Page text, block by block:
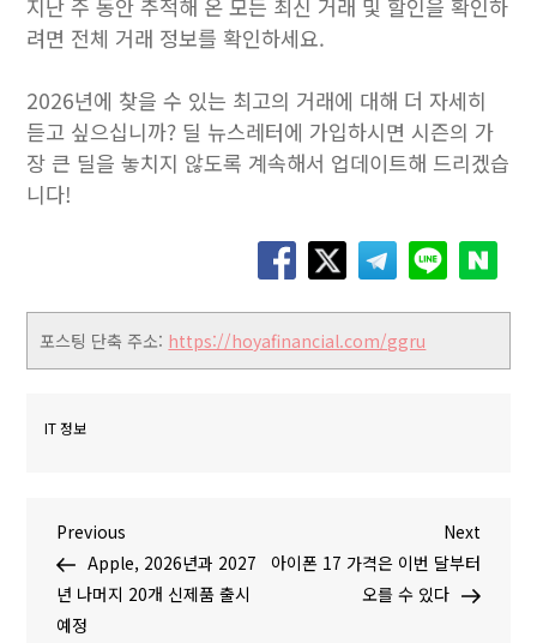
지난 주 동안 추적해 온 모든 최신 거래 및 할인을 확인하
려면 전체 거래 정보를 확인하세요.
2026년에 찾을 수 있는 최고의 거래에 대해 더 자세히
듣고 싶으십니까? 딜 뉴스레터에 가입하시면 시즌의 가
장 큰 딜을 놓치지 않도록 계속해서 업데이트해 드리겠습
니다!
포스팅 단축 주소: https://hoyafinancial.com/ggru
IT 정보
글
탐
P
r
e
v
Previous
Apple, 2026년과 2027
년 나머지 20개 신제품 출시
예정
N
e
x
Next
아이폰 17 가격은 이번 달부터
오를 수 있다